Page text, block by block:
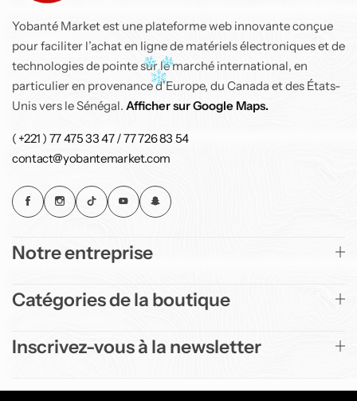
Yobanté Market est une plateforme web innovante conçue
pour faciliter l’achat en ligne de matériels électroniques et de
technologies de pointe sur le marché international, en
particulier en provenance d’Europe, du Canada et des États-
Unis vers le Sénégal. Afficher sur Google Maps.
( +221 ) 77 475 33 47 / 77 726 83 54
contact@yobantemarket.com
Notre entreprise
Catégories de la boutique
Inscrivez-vous à la newsletter